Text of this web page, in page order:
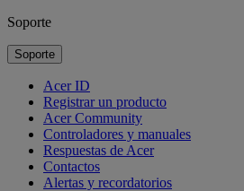
Soporte
Soporte
Acer ID
Registrar un producto
Acer Community
Controladores y manuales
Respuestas de Acer
Contactos
Alertas y recordatorios